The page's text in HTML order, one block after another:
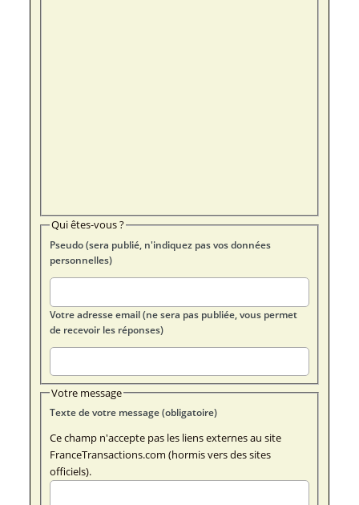
Qui êtes-vous ?
Pseudo (sera publié, n'indiquez pas vos données
personnelles)
Votre adresse email (ne sera pas publiée, vous permet
de recevoir les réponses)
Votre message
Texte de votre message (obligatoire)
Ce champ n'accepte pas les liens externes au site
FranceTransactions.com (hormis vers des sites
officiels).